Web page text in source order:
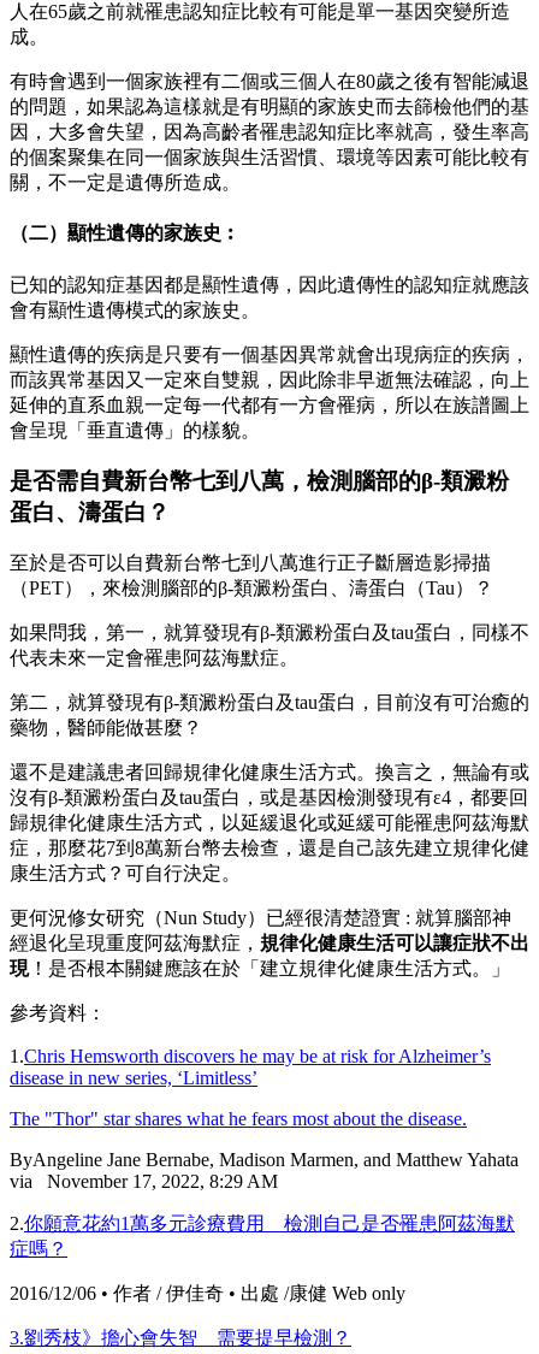
人在65歲之前就罹患認知症比較有可能是單一基因突變所造
成。
有時會遇到一個家族裡有二個或三個人在80歲之後有智能減退
的問題，如果認為這樣就是有明顯的家族史而去篩檢他們的基
因，大多會失望，因為高齡者罹患認知症比率就高，發生率高
的個案聚集在同一個家族與生活習慣、環境等因素可能比較有
關，不一定是遺傳所造成。
（二）顯性遺傳的家族史︰
已知的認知症基因都是顯性遺傳，因此遺傳性的認知症就應該
會有顯性遺傳模式的家族史。
顯性遺傳的疾病是只要有一個基因異常就會出現病症的疾病，
而該異常基因又一定來自雙親，因此除非早逝無法確認，向上
延伸的直系血親一定每一代都有一方會罹病，所以在族譜圖上
會呈現「垂直遺傳」的樣貌。
是否需自費新台幣七到八萬，檢測腦部的β-類澱粉
蛋白、濤蛋白？
至於是否可以自費新台幣七到八萬進行正子斷層造影掃描
（PET），來檢測腦部的β-類澱粉蛋白、濤蛋白（Tau）？
如果問我，第一，就算發現有β-類澱粉蛋白及tau蛋白，同樣不
代表未來一定會罹患阿茲海默症。
第二，就算發現有β-類澱粉蛋白及tau蛋白，目前沒有可治癒的
藥物，醫師能做甚麼？
還不是建議患者回歸規律化健康生活方式。換言之，無論有或
沒有β-類澱粉蛋白及tau蛋白，或是基因檢測發現有ε4，都要回
歸規律化健康生活方式，以延緩退化或延緩可能罹患阿茲海默
症，那麼花7到8萬新台幣去檢查，還是自己該先建立規律化健
康生活方式？可自行決定。
更何況修女研究（Nun Study）已經很清楚證實 : 就算腦部神
經退化呈現重度阿茲海默症， 規律化健康生活可以讓症狀不出
現！是否根本關鍵應該在於「建立規律化健康生活方式。」
參考資料：
1.Chris Hemsworth discovers he may be at risk for Alzheimer’s
disease in new series, ‘Limitless’
The "Thor" star shares what he fears most about the disease.
ByAngeline Jane Bernabe, Madison Marmen, and Matthew Yahata
via November 17, 2022, 8:29 AM
2.你願意花約1萬多元診療費用 檢測自己是否罹患阿茲海默
症嗎？
2016/12/06 • 作者 / 伊佳奇 • 出處 /康健 Web only
3.劉秀枝》擔心會失智 需要提早檢測？